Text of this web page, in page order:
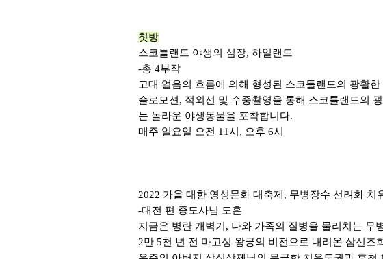
첫방
스코틀랜드 야생의 심장, 하일랜드
-총 4부작
고대 얼음의 흐름에 의해 형성된 스코틀랜드의 광활
슬로모션 , 적외선 및 수중촬영을 통해 스코틀랜드의
는 놀라운 야생동물을 포착합니다.
매주 일요일 오전 11시 , 오후 6시
2022 가을 대한 영성문화 대축제 , 무병장수 선려화 치
-대전 편 종도사님 도훈
지금은 병란 개벽기 , 나와 가족의 질병을 물리치는 무
2만 5천 년 전 마고성 왕궁의 비전으로 내려온 삼신조